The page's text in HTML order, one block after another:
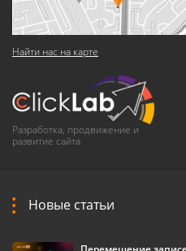
Найти нас на карте
Разработка, продвижение и
развитие сайта
Новые статьи